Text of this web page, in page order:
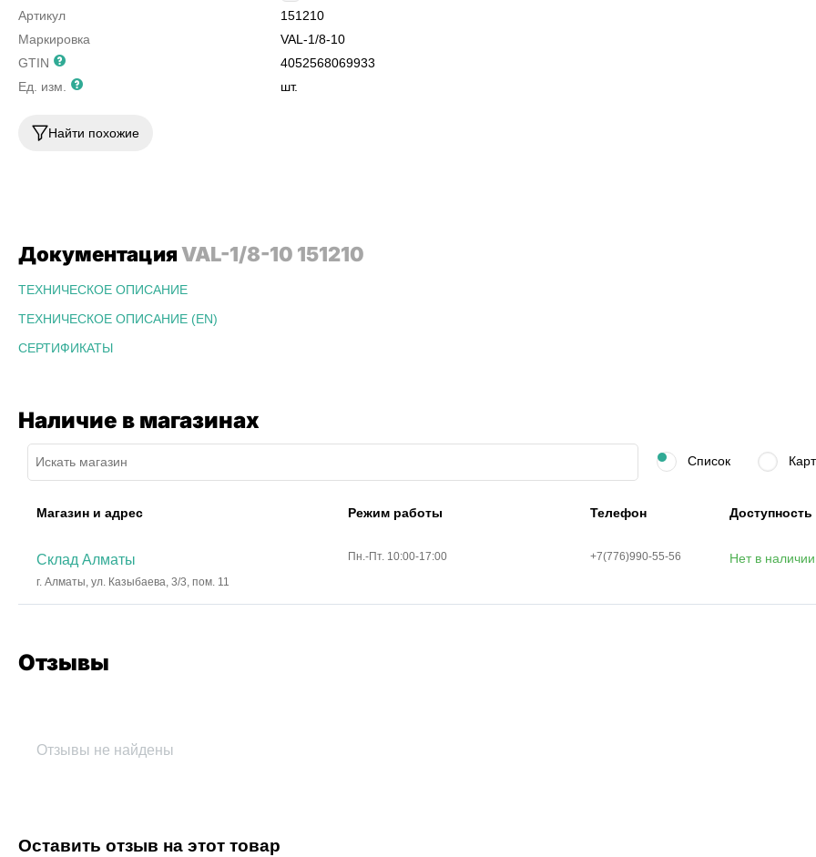
Артикул
151210
Маркировка
VAL-1/8-10
GTIN
4052568069933
Ед. изм.
шт.
Найти похожие
ДокументацияVAL-1/8-10 151210
ТЕХНИЧЕСКОЕ ОПИСАНИЕ
ТЕХНИЧЕСКОЕ ОПИСАНИЕ (EN)
СЕРТИФИКАТЫ
Наличие в магазинах
Список
Магазин и адрес Режим работы Телефон Доступность
Склад Алматы
г. Алматы, ул. Казыбаева, 3/3, пом. 11
Пн.-Пт. 10:00-17:00 +7(776)990-55-56 Нет в наличии
Отзывы
Отзывы не найдены
Оставить отзыв на этот товар